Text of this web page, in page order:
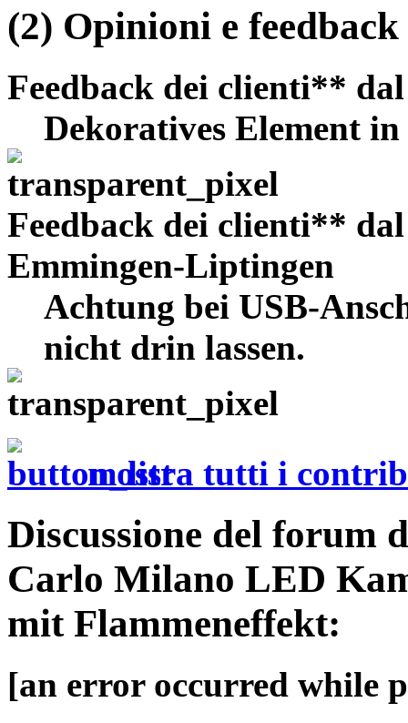
(2) Opinioni e
Feedback dei clienti**
Dekoratives Element
Feedback dei clienti**
Emmingen-Liptingen
Achtung bei USB-
nicht drin lassen.
mostra tutti i
Discussione del forum
Carlo Milano LED
mit Flammeneffekt:
[an error occurred while